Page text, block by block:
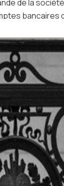
de la
bancaires
la société